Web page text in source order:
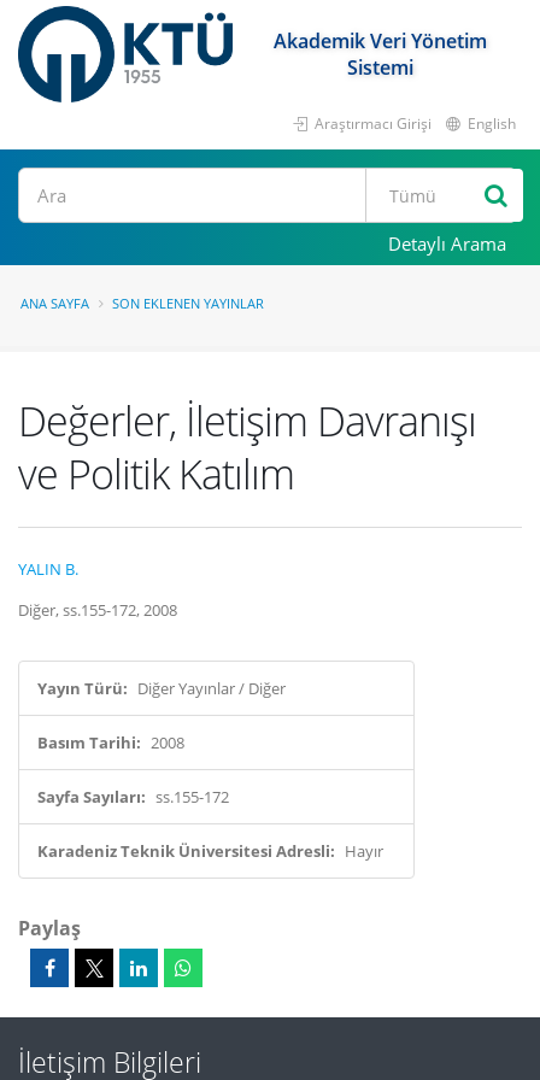
Akademik Veri Yönetim
Sistemi
Araştırmacı Girişi English
Ara
Detaylı Arama
ANA SAYFA SON EKLENEN YAYINLAR
Değerler, İletişim Davranışı
ve Politik Katılım
YALIN B.
Diğer, ss.155-172, 2008
Yayın Türü: Diğer Yayınlar / Diğer
Basım Tarihi: 2008
Sayfa Sayıları: ss.155-172
Karadeniz Teknik Üniversitesi Adresli: Hayır
Paylaş
İletişim Bilgileri